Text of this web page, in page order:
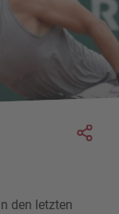
den letzten